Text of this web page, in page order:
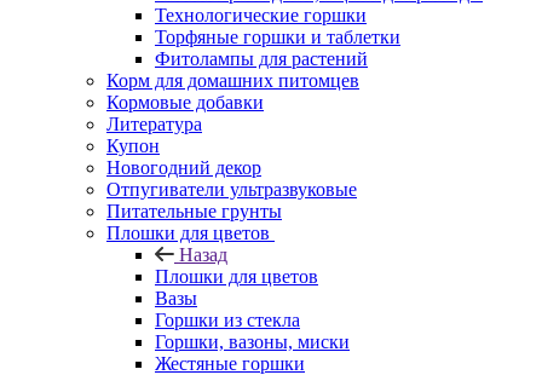
Технологические горшки
Торфяные горшки и таблетки
Фитолампы для растений
Корм для домашних питомцев
Кормовые добавки
Литература
Купон
Новогодний декор
Отпугиватели ультразвуковые
Питательные грунты
Плошки для цветов
Назад
Плошки для цветов
Вазы
Горшки из стекла
Горшки, вазоны, миски
Жестяные горшки